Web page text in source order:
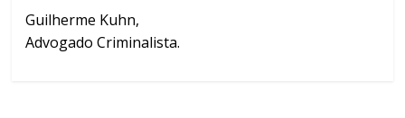
Guilherme Kuhn,
Advogado Criminalista.